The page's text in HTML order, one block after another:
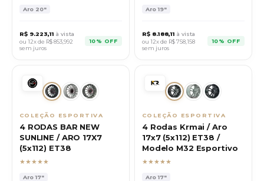
Aro 20"
R$ 9.223,11 à vista
ou 12x de R$853,992
sem juros
10% OFF
Aro19"
R$ 8.188,11 à vista
ou 12x de R$758,158
sem juros
10% OFF
COLEÇÃO ESPORTIVA
4 RODAS BAR NEW
SUNLINE / ARO 17X7
(5x112) ET38
★★★★★
Aro17"
COLEÇÃO ESPORTIVA
4 Rodas Krmai / Aro
17x7 (5x112) ET38 /
Modelo M32 Esportivo
★★★★★
Aro17"